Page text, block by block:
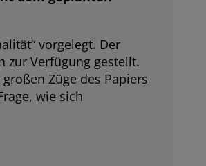
vorgelegt. Der
zur Verfügung gestellt.
Züge des Papiers
wie sich